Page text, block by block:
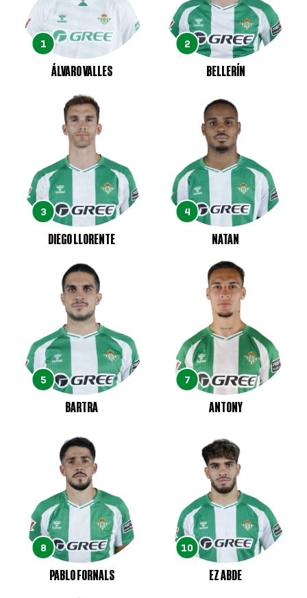
1
ÁLVARO VALLES
2
BELLERÍN
3
DIEGO LLORENTE
4
NATAN
5
BARTRA
7
ANTONY
8
PABLO FORNALS
10
EZ ABDE